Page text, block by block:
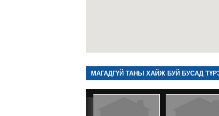
МАГАДГҮЙ ТАНЫ ХАЙЖ БУЙ БУСАД